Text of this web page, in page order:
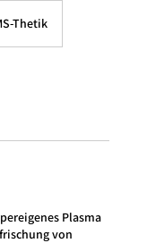
Thetik
Plasma
von